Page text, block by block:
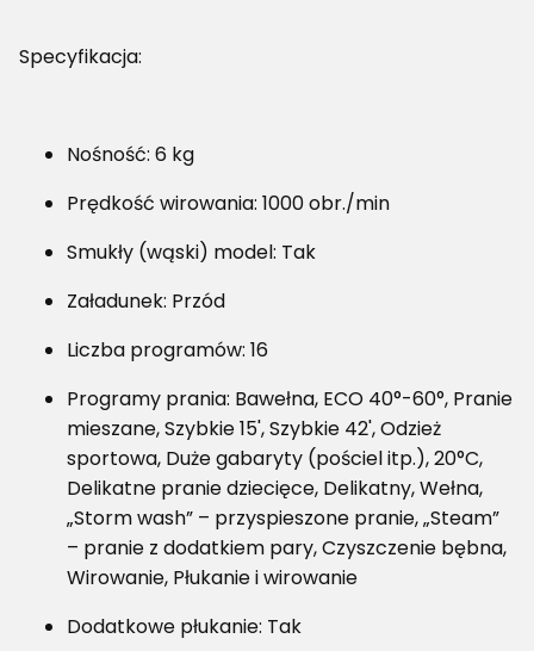
Specyfikacja:
Nośność: 6 kg
Prędkość wirowania: 1000 obr./min
Smukły (wąski) model: Tak
Załadunek: Przód
Liczba programów: 16
Programy prania: Bawełna, ECO 40°-60°, Pranie
mieszane, Szybkie 15', Szybkie 42', Odzież
sportowa, Duże gabaryty (pościel itp.), 20°C,
Delikatne pranie dziecięce, Delikatny, Wełna,
„Storm wash” – przyspieszone pranie, „Steam”
– pranie z dodatkiem pary, Czyszczenie bębna,
Wirowanie, Płukanie i wirowanie
Dodatkowe płukanie: Tak